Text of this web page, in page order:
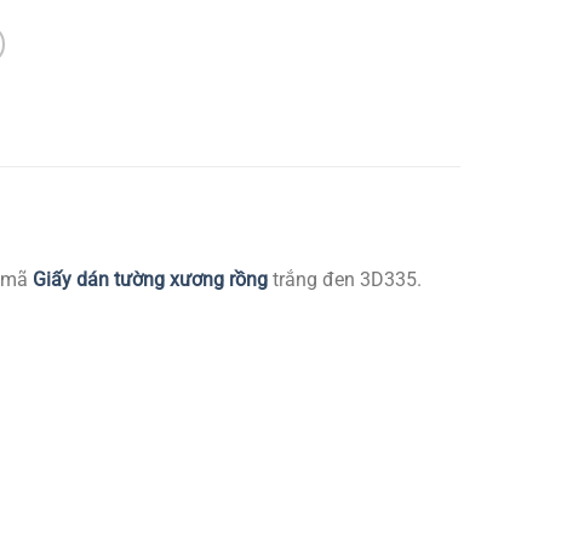
Giấy dán tường xương rồng trắng đen 3D335.